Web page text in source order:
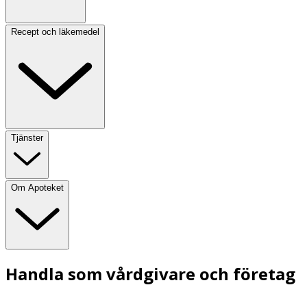
Recept och läkemedel
Tjänster
Om Apoteket
Handla som vårdgivare och företag